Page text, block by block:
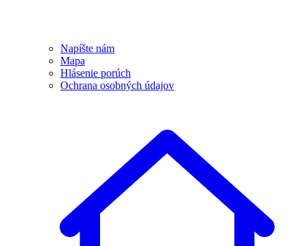
Napíšte nám
Mapa
Hlásenie porúch
Ochrana osobných údajov